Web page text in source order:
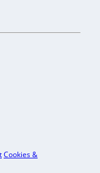
Cookies &